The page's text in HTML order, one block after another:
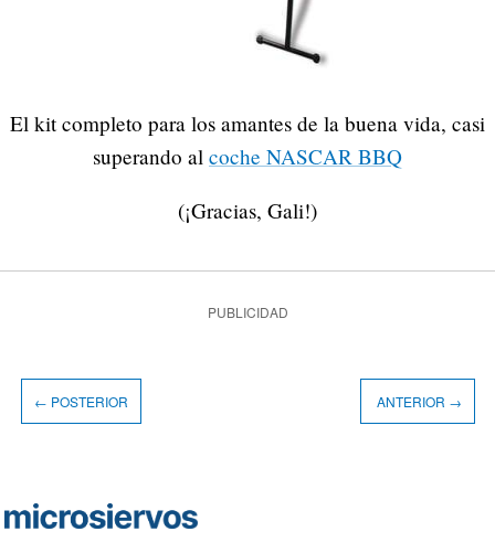
El kit completo para los amantes de la buena vida, casi
superando al coche NASCAR BBQ
(¡Gracias, Gali!)
PUBLICIDAD
← POSTERIOR ANTERIOR →